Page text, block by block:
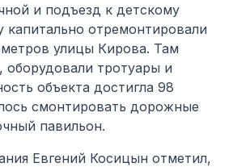
и подъезд к детскому
капитально отремонтировали
улицы Кирова. Там
оборудовали тротуары и
объекта достигла 98
смонтировать дорожные
павильон.
Евгений Косицын отметил,